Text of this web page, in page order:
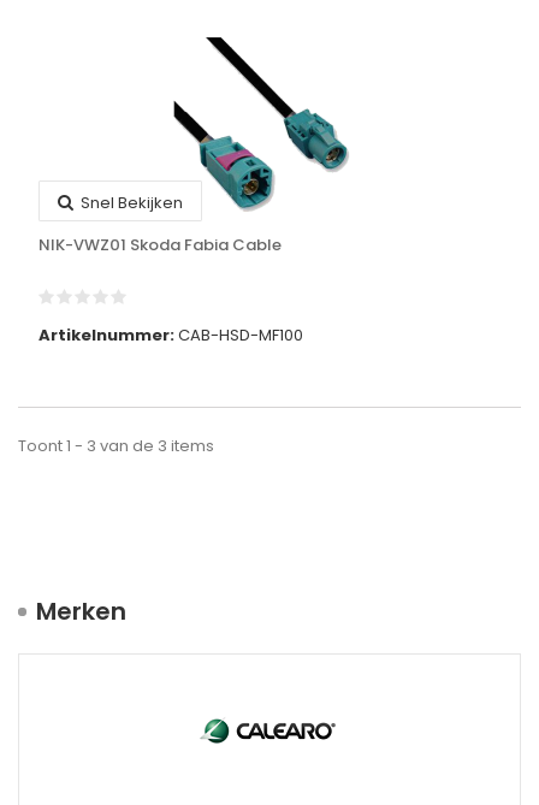
Snel Bekijken
NIK-VWZ01 Skoda Fabia Cable
Artikelnummer:CAB-HSD-MF100
Toont 1 - 3 van de 3 items
Merken